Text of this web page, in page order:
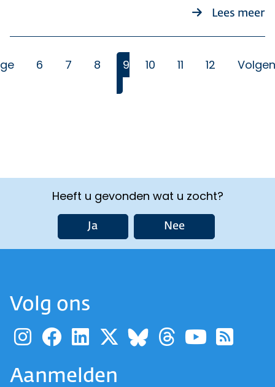
Lees meer
6 7 8
9
(Huidige)
10 11 12
Heeft u gevonden wat u zocht?
Ja Nee
Volg ons
Ga naar de pagina van
Ga naar de pagina
Ga naar de
Ga naar de
Ga naar de
Ga naar
Ga
Aanmelden